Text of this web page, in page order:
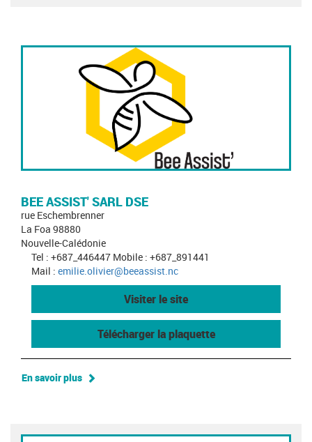
BEE ASSIST' SARL DSE
rue Eschembrenner
La Foa 98880
Nouvelle-Calédonie
Tel : +687_446447 Mobile : +687_891441
Mail : emilie.olivier@beeassist.nc
Visiter le site
Télécharger la plaquette
En savoir plus